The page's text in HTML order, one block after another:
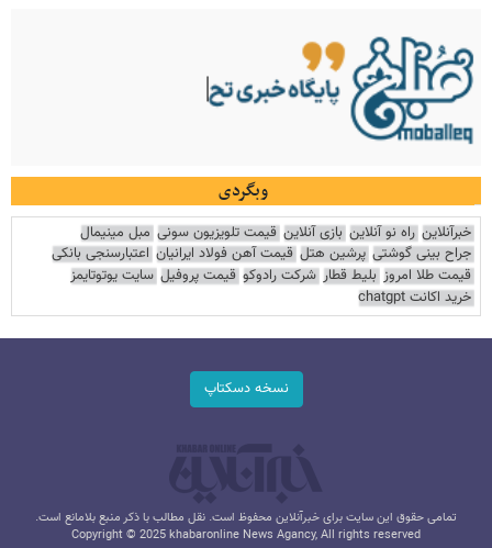
وبگردی
خبرآنلاین راه نو آنلاین بازی آنلاین قیمت تلویزیون سونی مبل مینیمال
جراح بینی گوشتی پرشین هتل قیمت آهن فولاد ایرانیان اعتبارسنجی بانکی
قیمت طلا امروز بلیط قطار شرکت رادوکو قیمت پروفیل سایت یوتوتایمز
خرید اکانت chatgpt
نسخه دسکتاپ
تمامی حقوق این سایت برای خبرآنلاین محفوظ است. نقل مطالب با ذکر منبع بلامانع است.
Copyright © 2025 khabaronline News Agancy, All rights reserved